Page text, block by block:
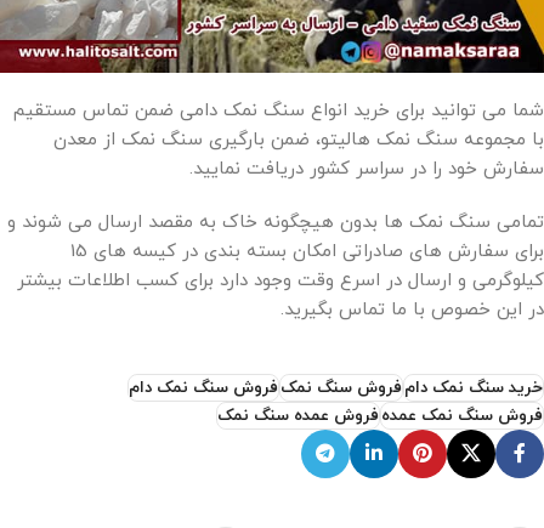
شما می توانید برای خرید انواع سنگ نمک دامی ضمن تماس مستقیم
با مجموعه سنگ نمک هالیتو، ضمن بارگیری سنگ نمک از معدن
سفارش خود را در سراسر کشور دریافت نمایید.
تمامی سنگ نمک ها بدون هیچگونه خاک به مقصد ارسال می شوند و
برای سفارش های صادراتی امکان بسته بندی در کیسه های 15
کیلوگرمی و ارسال در اسرع وقت وجود دارد برای کسب اطلاعات بیشتر
در این خصوص با ما تماس بگیرید.
خرید سنگ نمک دامفروش سنگ نمکفروش سنگ نمک دام
فروش سنگ نمک عمدهفروش عمده سنگ نمک